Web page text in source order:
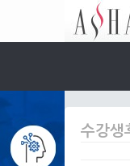
수강생